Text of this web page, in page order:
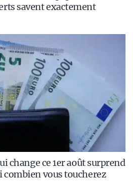
savent exactement
change ce 1er août surprend
combien vous toucherez